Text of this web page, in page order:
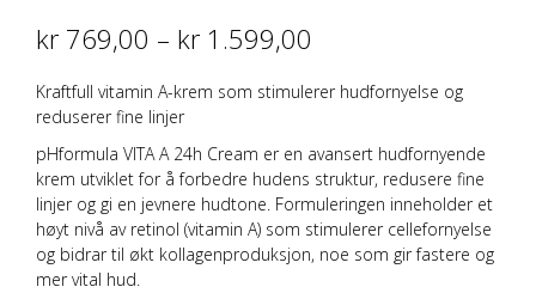
kr 769,00 – kr 1.599,00
kr 769,00
kr 1.599,00
Kraftfull vitamin A-krem som stimulerer hudfornyelse og
reduserer fine linjer
pHformula VITA A 24h Cream er en avansert hudfornyende
krem utviklet for å forbedre hudens struktur, redusere fine
linjer og gi en jevnere hudtone. Formuleringen inneholder et
høyt nivå av retinol (vitamin A) som stimulerer cellefornyelse
og bidrar til økt kollagenproduksjon, noe som gir fastere og
mer vital hud.